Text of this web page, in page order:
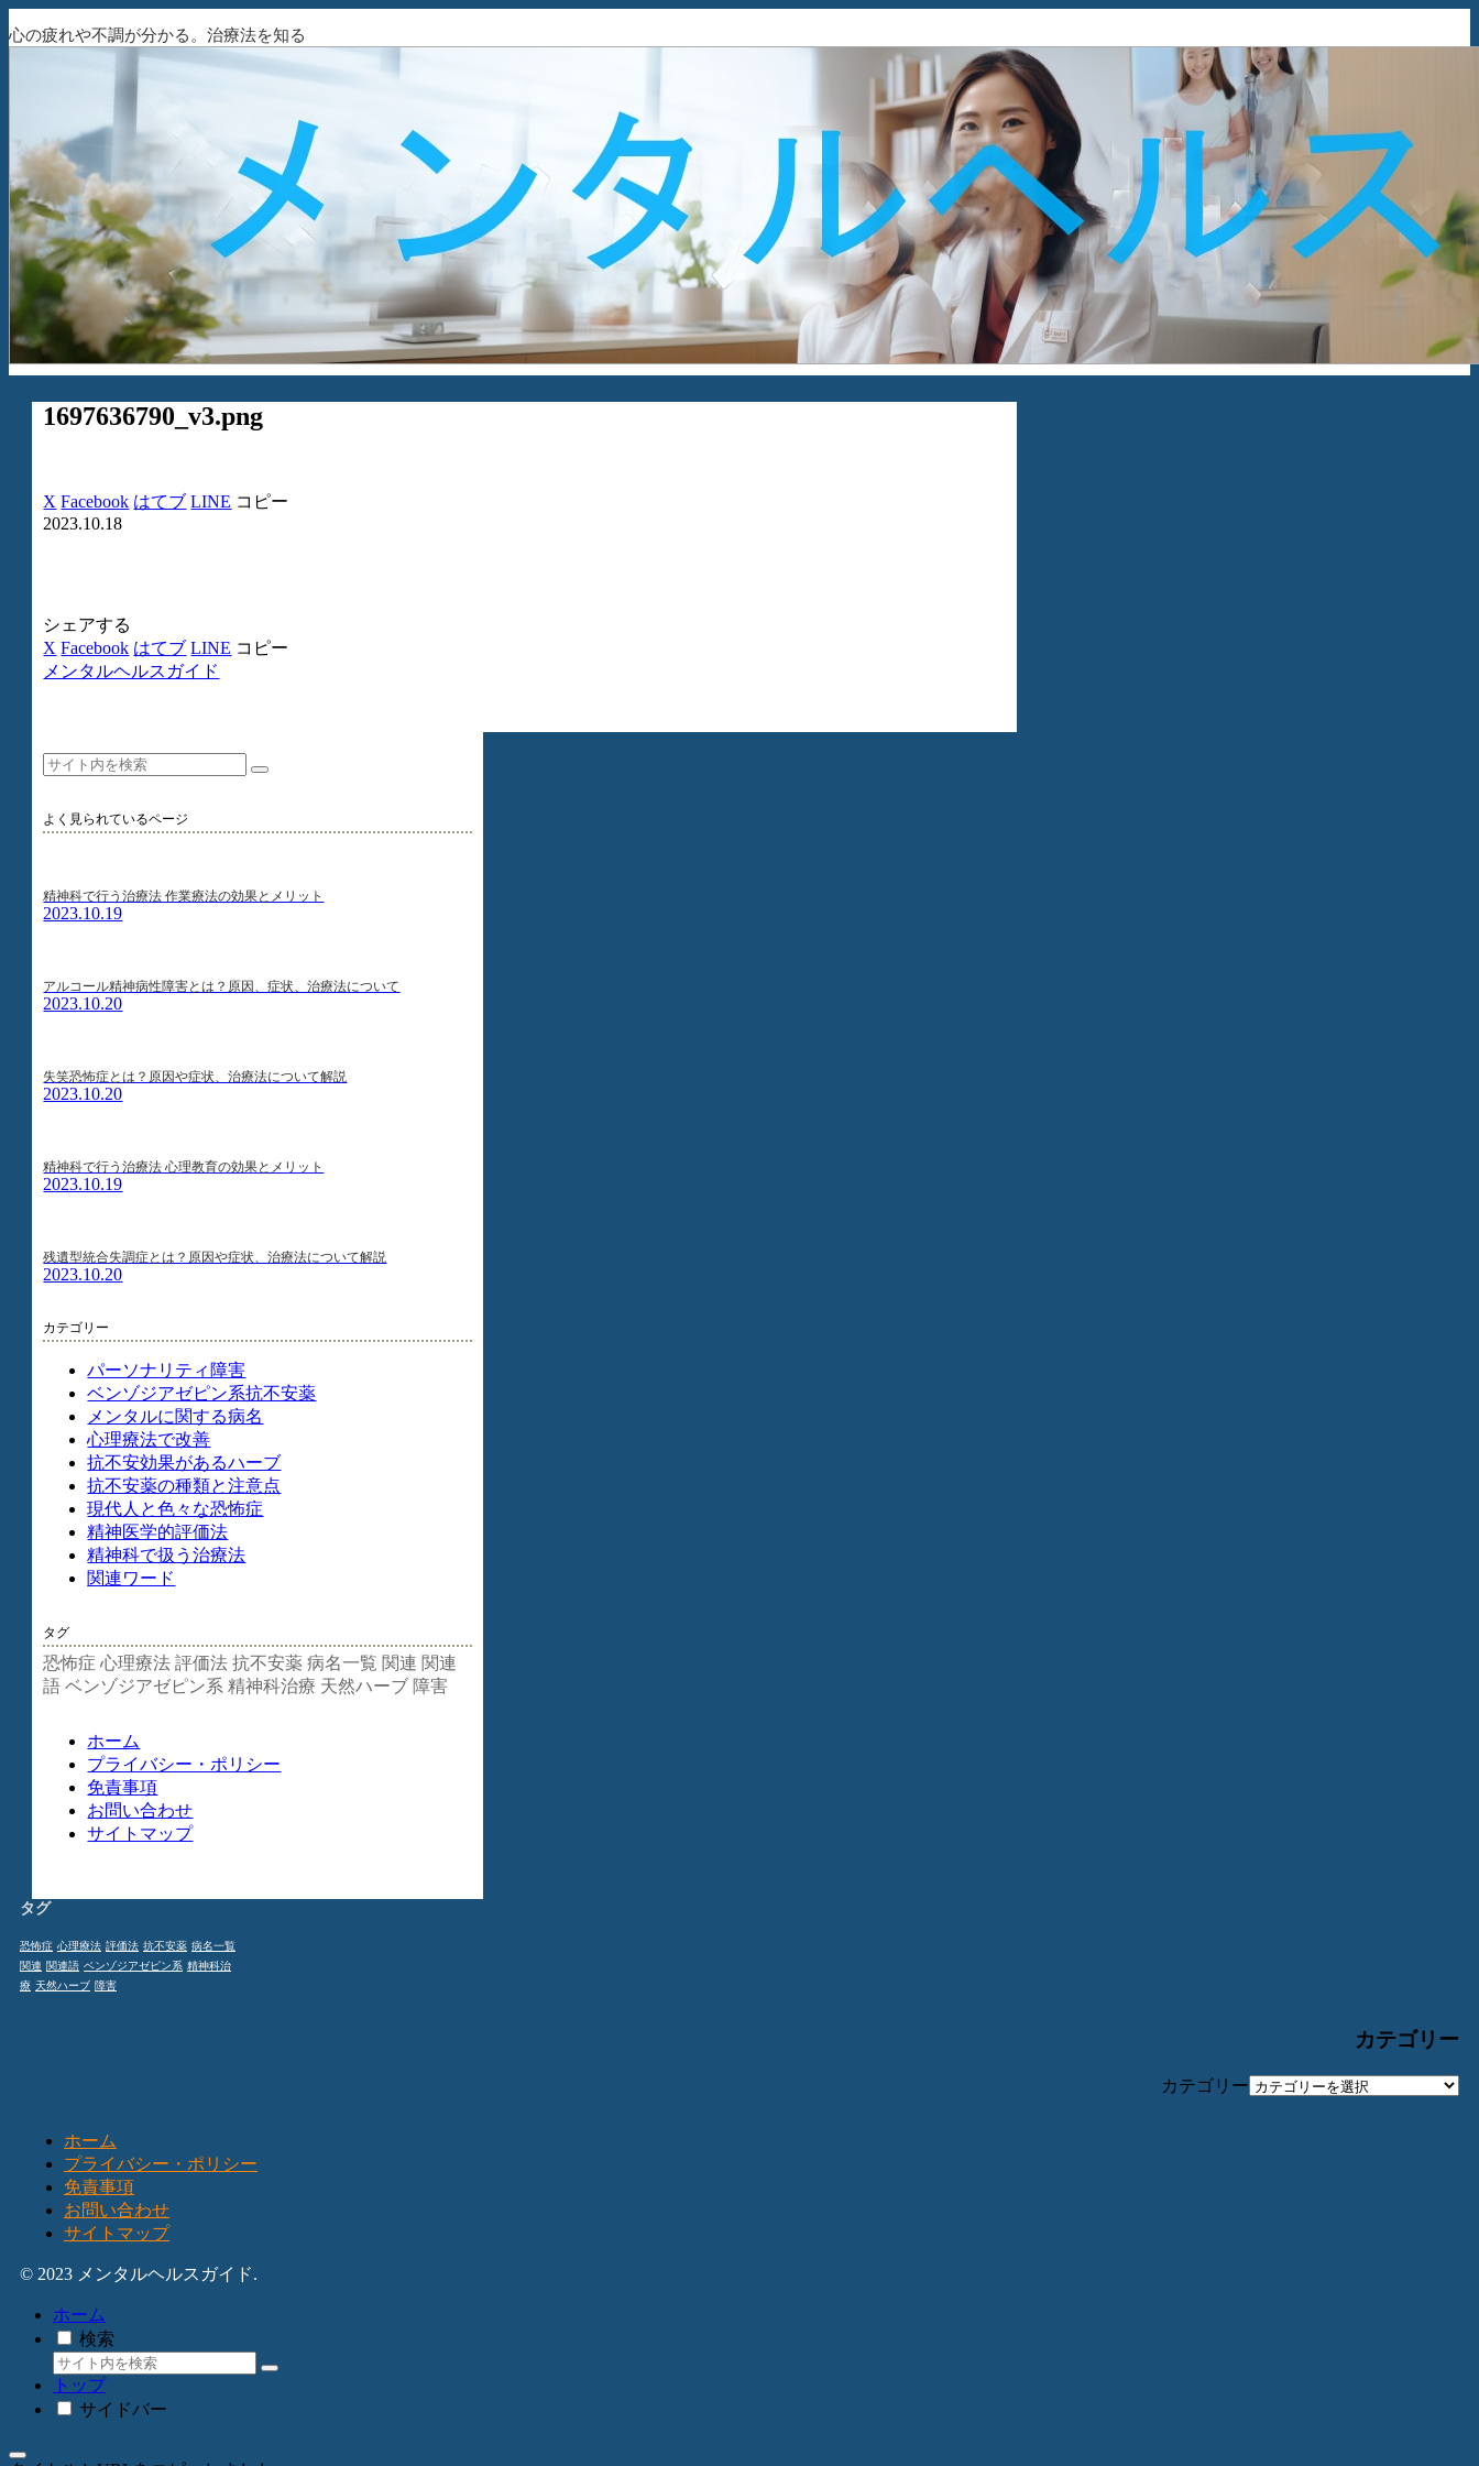
心の疲れや不調が分かる。治療法を知る
1697636790_v3.png
X Facebook はてブ LINE コピー
2023.10.18
シェアする
X Facebook はてブ LINE コピー
メンタルヘルスガイド
よく見られているページ
精神科で行う治療法 作業療法の効果とメリット
2023.10.19
アルコール精神病性障害とは？原因、症状、治療法について
2023.10.20
失笑恐怖症とは？原因や症状、治療法について解説
2023.10.20
精神科で行う治療法 心理教育の効果とメリット
2023.10.19
残遺型統合失調症とは？原因や症状、治療法について解説
2023.10.20
カテゴリー
パーソナリティ障害
ベンゾジアゼピン系抗不安薬
メンタルに関する病名
心理療法で改善
抗不安効果があるハーブ
抗不安薬の種類と注意点
現代人と色々な恐怖症
精神医学的評価法
精神科で扱う治療法
関連ワード
タグ
恐怖症 心理療法 評価法 抗不安薬 病名一覧 関連 関連
語 ベンゾジアゼピン系 精神科治療 天然ハーブ 障害
ホーム
プライバシー・ポリシー
免責事項
お問い合わせ
サイトマップ
タグ
恐怖症 心理療法 評価法 抗不安薬 病名一覧
関連 関連語 ベンゾジアゼピン系 精神科治
療 天然ハーブ 障害
カテゴリー
カテゴリー
ホーム
プライバシー・ポリシー
免責事項
お問い合わせ
サイトマップ
© 2023 メンタルヘルスガイド.
ホーム
検索
トップ
サイドバー